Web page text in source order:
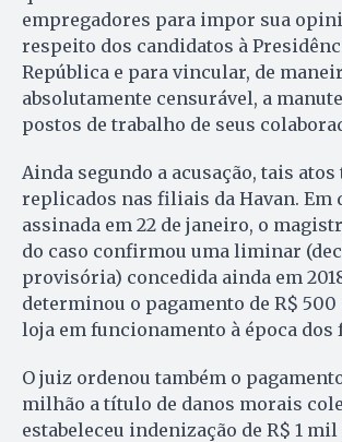
empregadores para impor sua
respeito dos candidatos à
República e para vincular, de
absolutamente censurável, a
postos de trabalho de seus
Ainda segundo a acusação, tais
replicados nas filiais da Havan. Em
assinada em 22 de janeiro, o
do caso confirmou uma liminar
provisória) concedida ainda em
determinou o pagamento de R$
loja em funcionamento à época dos
O juiz ordenou também o pagamento
milhão a título de danos morais
estabeleceu indenização de R$ 1 mil